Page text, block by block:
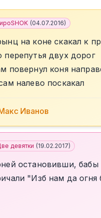
(04.07.2016)
на коне скакал к
перепутья двух дорог
повернул коня
налево поскакал
Иванов
девятки (19.02.2017)
остановивши, бабы
"Изб нам да огня